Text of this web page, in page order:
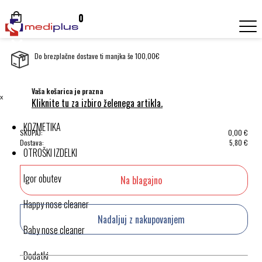
0
Do brezplačne dostave ti manjka še 100,00€
Vaša košarica je prazna
Kliknite tu za izbiro želenega artikla.
SKUPAJ: 0,00 €
Dostava:
5,80 €
Na blagajno
Nadaljuj z nakupovanjem
ˣ
KOZMETIKA
OTROŠKI IZDELKI
Igor obutev
Happy nose cleaner
Baby nose cleaner
Dodatki